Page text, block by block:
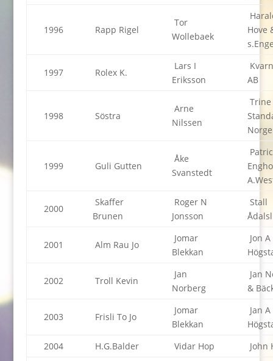
1996 Rapp Rigel
Tor
Wollebaek
Hove
1997 Rolex K.
Lars I
Eriksson
AB
1998 Söstra
Arne
Nilssen
Trine
Norge
1999 Guli Gutten
Åke
Svanstedt
2000
Skaffer
Brunen
Roger N
Jonsson
Stall
2001 Alm Rau Jo
Jomar
Blekkan
Jon A
2002 Troll Kevin
Jan
Norberg
Jan
&
2003 Frisli To Jo
Jomar
Blekkan
Jan A
2004
H.G.Balder Vidar Hop John